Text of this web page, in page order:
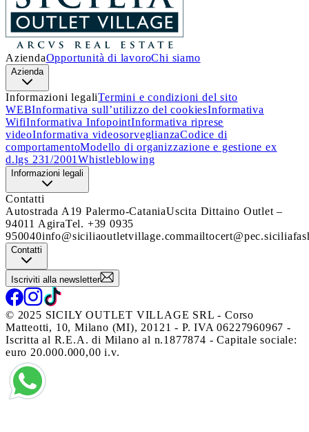
AziendaOpportunità di lavoroChi siamo
Azienda
Informazioni legaliTermini e condizioni del sito
WEBInformativa sull’utilizzo del cookiesInformativa
WifiInformativa InfopointInformativa riprese
videoInformativa videosorveglianzaCodice di
comportamentoModello di organizzazione e gestione ex
d.lgs 231/2001Whistleblowing
Informazioni legali
Contatti
Autostrada A19 Palermo-CataniaUscita Dittaino Outlet –
94011 AgiraTel. +39 0935
950040info@siciliaoutletvillage.com
Contatti
Iscriviti alla newsletter
© 2025 SICILY OUTLET VILLAGE SRL - Corso
Matteotti, 10, Milano (MI), 20121 - P. IVA 06227960967 -
Iscritta al R.E.A. di Milano al n.1877874 - Capitale sociale:
euro 20.000.000,00 i.v.